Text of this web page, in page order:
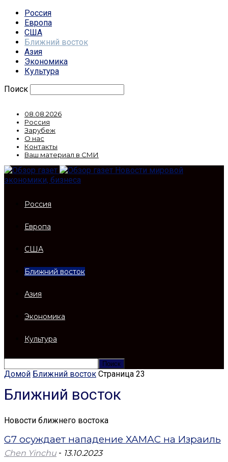
Россия
Европа
США
Ближний восток
Азия
Экономика
Культура
Поиск
08.08.2026
Россия
Зарубеж
О нас
Контакты
Ваш материал в СМИ
Новости мировой
экономики, бизнеса
Россия
Европа
США
Ближний восток
Азия
Экономика
Культура
Домой Ближний восток Страница 23
Ближний восток
Новости ближнего востока
G7 осуждает нападение ХАМАС на Израиль
Chen Yinchu - 13.10.2023